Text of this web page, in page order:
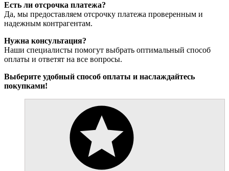
Есть ли отсрочка платежа?
Да, мы предоставляем отсрочку платежа проверенным и
надежным контрагентам.
Нужна консультация?
Наши специалисты помогут выбрать оптимальный способ
оплаты и ответят на все вопросы.
Выберите удобный способ оплаты и наслаждайтесь
покупками!